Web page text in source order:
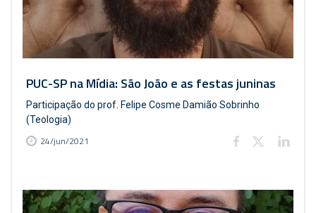
PUC-SP na Mídia: São João e as festas juninas
Participação do prof. Felipe Cosme Damião Sobrinho
(Teologia)
24/jun/2021